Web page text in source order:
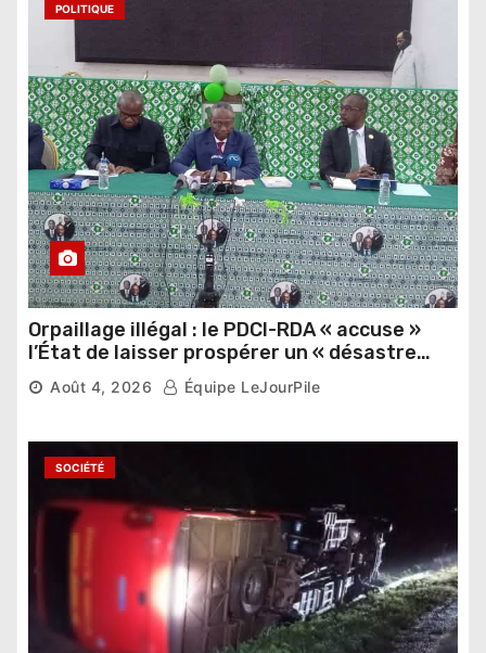
POLITIQUE
Orpaillage illégal : le PDCI-RDA « accuse »
l’État de laisser prospérer un « désastre
national »
Août 4, 2026 Équipe LeJourPile
SOCIÉTÉ